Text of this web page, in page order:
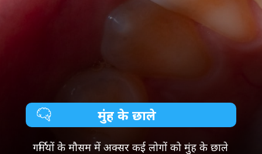
मुंह के छाले
गर्मियों के मौसम में अक्सर कई लोगों को मुंह के छाले